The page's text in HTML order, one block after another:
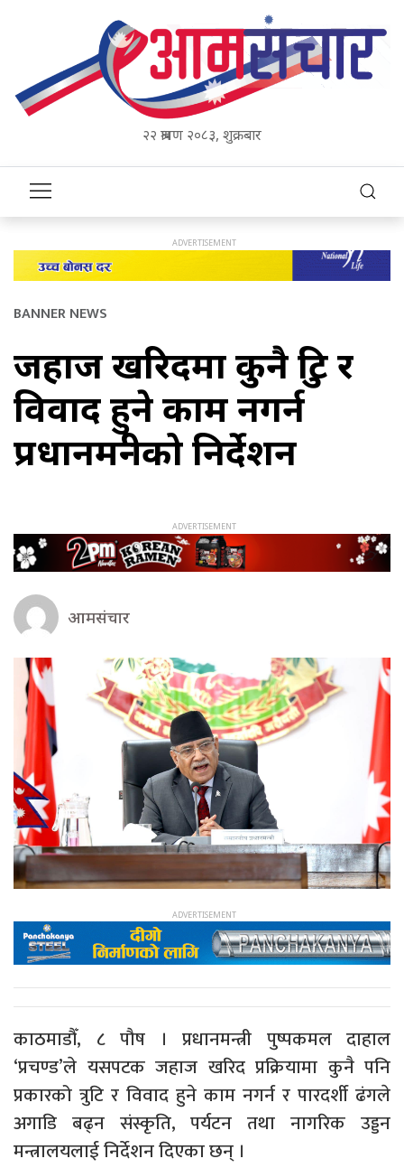
२२ श्रावण २०८३, शुक्रबार
BANNER NEWS
जहाज खरिदमा कुनै त्रुटि र
विवाद हुने काम नगर्न
प्रधानमन्त्रीको निर्देशन
आमसंचार
काठमाडौँ, ८ पौष । प्रधानमन्त्री पुष्पकमल दाहाल
‘प्रचण्ड’ले यसपटक जहाज खरिद प्रक्रियामा कुनै पनि
प्रकारको त्रुटि र विवाद हुने काम नगर्न र पारदर्शी ढंगले
अगाडि बढ्न संस्कृति, पर्यटन तथा नागरिक उड्डन
मन्त्रालयलाई निर्देशन दिएका छन् ।